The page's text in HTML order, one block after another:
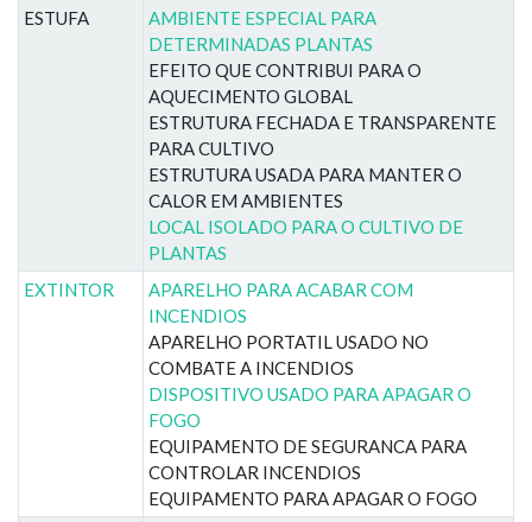
ESTUFA
AMBIENTE ESPECIAL PARA
DETERMINADAS PLANTAS
EFEITO QUE CONTRIBUI PARA O
AQUECIMENTO GLOBAL
ESTRUTURA FECHADA E TRANSPARENTE
PARA CULTIVO
ESTRUTURA USADA PARA MANTER O
CALOR EM AMBIENTES
LOCAL ISOLADO PARA O CULTIVO DE
PLANTAS
EXTINTOR
APARELHO PARA ACABAR COM
INCENDIOS
APARELHO PORTATIL USADO NO
COMBATE A INCENDIOS
DISPOSITIVO USADO PARA APAGAR O
FOGO
EQUIPAMENTO DE SEGURANCA PARA
CONTROLAR INCENDIOS
EQUIPAMENTO PARA APAGAR O FOGO